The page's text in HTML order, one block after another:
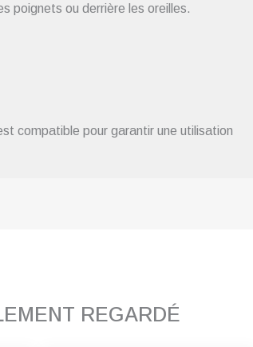
poignets ou derrière les oreilles.
compatible pour garantir une utilisation
REGARDÉ